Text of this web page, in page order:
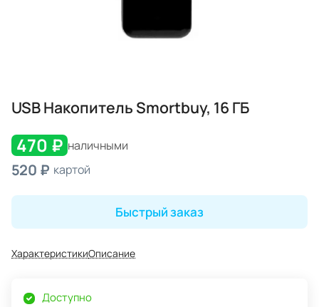
USB Накопитель Smortbuy, 16 ГБ
470 ₽ наличными
520 ₽ картой
Быстрый заказ
ХарактеристикиОписание
Доступно